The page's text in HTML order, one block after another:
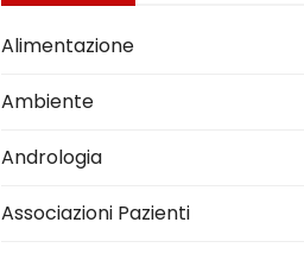
Alimentazione
Ambiente
Andrologia
Associazioni Pazienti